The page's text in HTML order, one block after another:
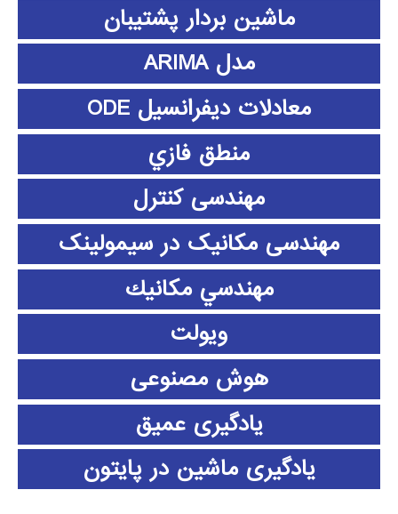
ماشین بردار پشتیبان
مدل ARIMA
معادلات دیفرانسیل ODE
منطق فازي
مهندسی کنترل
مهندسی مکانیک در سیمولینک
مهندسي مكانيك
ویولت
هوش مصنوعی
یادگیری عمیق
یادگیری ماشین در پایتون